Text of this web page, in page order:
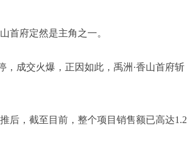
首府定然是主角之一。
成交火爆，正因如此，禹洲·香山首府斩
后，截至目前，整个项目销售额已高达1.2